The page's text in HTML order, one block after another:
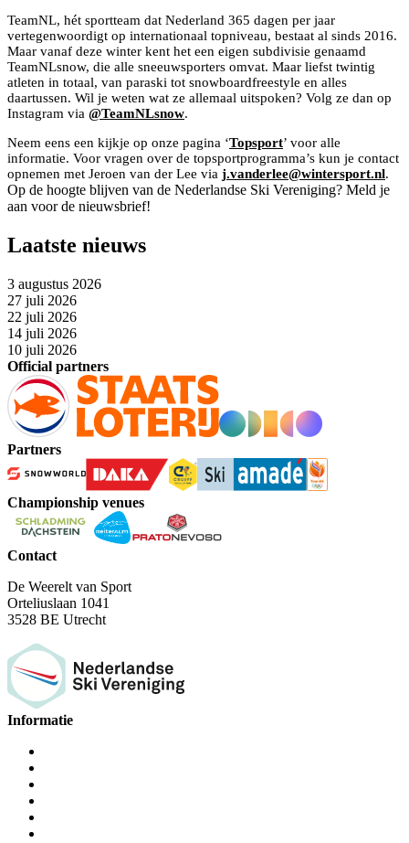
TeamNL, hét sportteam dat Nederland 365 dagen per jaar
vertegenwoordigt op internationaal topniveau, bestaat al sinds 2016.
Maar vanaf deze winter kent het een eigen subdivisie genaamd
TeamNLsnow, die alle sneeuwsporters omvat. Maar liefst twintig
atleten in totaal, van paraski tot snowboardfreestyle en alles
daartussen. Wil je weten wat ze allemaal uitspoken? Volg ze dan op
Instagram via @TeamNLsnow.
Neem eens een kijkje op onze pagina ‘Topsport’ voor alle
informatie. Voor vragen over de topsportprogramma’s kun je contact
opnemen met Jeroen van der Lee via j.vanderlee@wintersport.nl.
Op de hoogte blijven van de Nederlandse Ski Vereniging? Meld je
aan voor de nieuwsbrief!
Laatste nieuws
3 augustus 2026
27 juli 2026
22 juli 2026
14 juli 2026
10 juli 2026
Official partners
Partners
Championship venues
Contact
De Weerelt van Sport
Orteliuslaan 1041
3528 BE Utrecht
Informatie